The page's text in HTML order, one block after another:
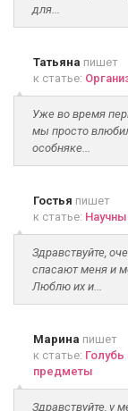
для...
Татьяна пишет
к статье:
Уже во время
мы просто
особняке...
Гостья пишет
к статье:
Здравствуйте,
спасают меня и
Люблю их и...
Марина пишет
к статье:
предметы
Здравствуйте, у